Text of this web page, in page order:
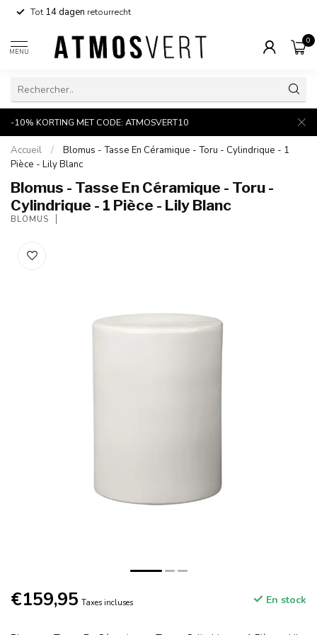
Tot14 dagen retourrecht
MENU
0
-10% KORTING MET CODE: ATMOSVERT10
Accueil /
Blomus - Tasse En Céramique - Toru - Cylindrique - 1
Pièce - Lily Blanc
Blomus - Tasse En Céramique - Toru -
Cylindrique - 1 Pièce - Lily Blanc
BLOMUS
€159,95 Taxes incluses En stock